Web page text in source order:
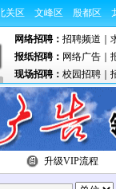
关区 文峰区 殷都区
网络招聘： 招聘频道
报纸招聘： 网络广告｜
现场招聘： 校园招聘｜
升级VIP流程